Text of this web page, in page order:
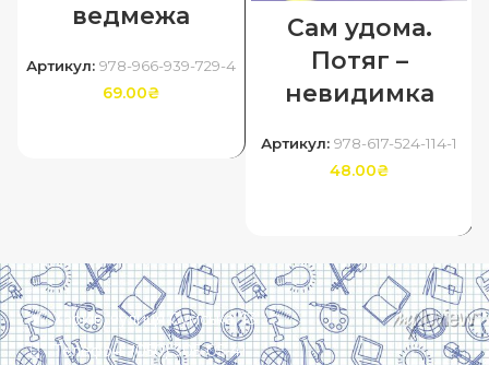
ведмежа
Артикул: 978-966-939-729-4
69.00₴
Сам удома.
Потяг –
невидимка
Артикул: 978-617-524-114-1
48.00₴
Харків, вулиця Сумська, 13
Телефон: (050) 305-05-41